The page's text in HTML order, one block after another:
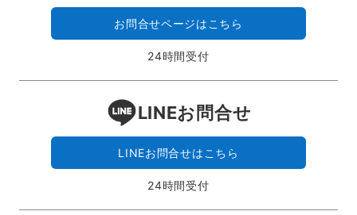
お問合せページはこちら
24時間受付
LINEお問合せ
LINEお問合せはこちら
24時間受付